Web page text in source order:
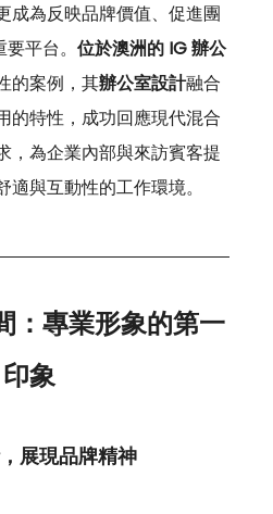
成為反映品牌價值、促進團
平台。 位於澳洲的 IG 辦公
的案例，其辦公室設計融合
的特性，成功回應現代混合
，為企業內部與來訪賓客提
與互動性的工作環境。
：專業形象的第一
印象
展現品牌精神